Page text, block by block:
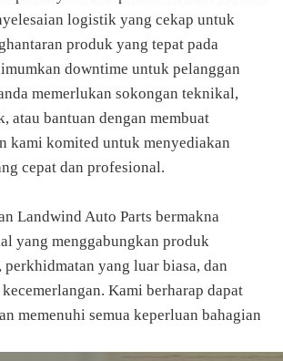
logistik yang cekap untuk
produk yang tepat pada
downtime untuk pelanggan
memerlukan sokongan teknikal,
atau bantuan dengan membuat
kami komited untuk menyediakan
cepat dan profesional.
Landwind Auto Parts bermakna
yang menggabungkan produk
yang luar biasa, dan
Kami berharap dapat
memenuhi semua keperluan bahagian